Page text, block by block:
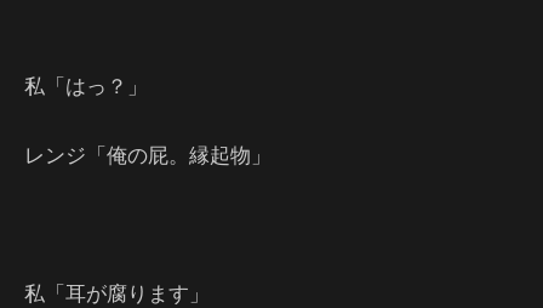
私「はっ？」
レンジ「俺の屁。縁起物」
私「耳が腐ります」